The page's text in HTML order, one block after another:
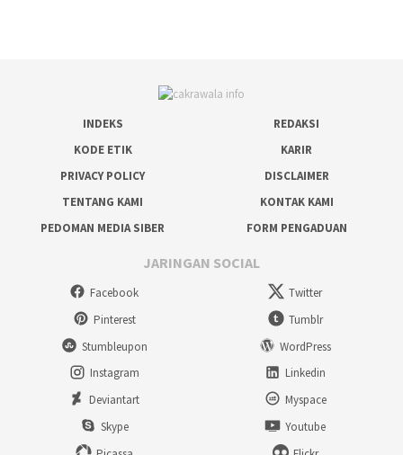
INDEKS
REDAKSI
KODE ETIK
KARIR
PRIVACY POLICY
DISCLAIMER
TENTANG KAMI
KONTAK KAMI
PEDOMAN MEDIA SIBER
FORM PENGADUAN
JARINGAN SOCIAL
Facebook
Twitter
Pinterest
Tumblr
Stumbleupon
WordPress
Instagram
Linkedin
Deviantart
Myspace
Skype
Youtube